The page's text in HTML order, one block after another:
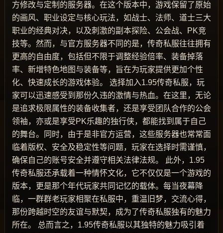
方修改与定制的服务器。在这个版本中，游戏保留了原始
的画风、职业设定与核心玩法，如战士、法师、道士三大
职业的经典对决，以及刺激的副本探险、公会战、PK竞
技等。然而，与官方服务器不同的是，传奇私服往往拥有
更高的自由度，包括但不限于调整经验倍率、装备掉落
率、新增特色地图与装备等，旨在为玩家提供更加个性
化、快速成长的游戏体验。 选择加入1.95传奇私服，玩
家可以迅速感受到那份久违的激情与热血。在这里，无论
是追求极限属性的装备收集者，还是享受团队合作的公会
领袖，亦或是享受PK乐趣的独行侠，都能找到属于自己
的舞台。同时，由于是非官方运营，这些服务器也常常面
临着版权、安全及稳定性等问题，玩家在选择时需谨慎，
确保自己的账号安全并遵守相关法律法规。 此外，1.95
传奇私服还承载着一种情怀文化，它不仅仅是一个游戏的
版本，更是那个年代玩家共同记忆的载体。每当夜幕降
临，一群群老玩家相聚在私服中，重温旧梦，交流心得，
那份跨越时空的友谊与默契，成为了传奇私服独有的魅力
所在。 总而言之，1.95传奇私服以其独特的魅力吸引着